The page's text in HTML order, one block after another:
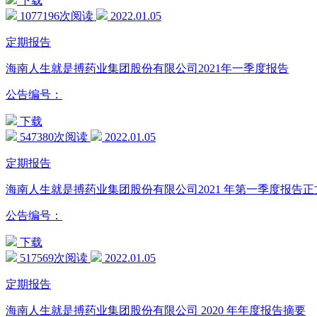
1077196次阅读
2022.01.05
定期报告
海南人生就是搏药业集团股份有限公司2021年一季度报告
公告编号：
下载
547380次阅读
2022.01.05
定期报告
海南人生就是搏药业集团股份有限公司2021 年第一季度报告正
公告编号：
下载
517569次阅读
2022.01.05
定期报告
海南人生就是搏药业集团股份有限公司 2020 年年度报告摘要